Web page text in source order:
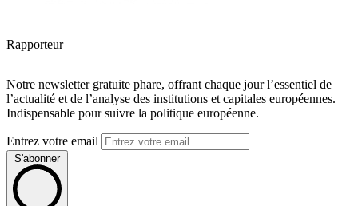
Rapporteur
Notre newsletter gratuite phare, offrant chaque jour l’essentiel de
l’actualité et de l’analyse des institutions et capitales européennes.
Indispensable pour suivre la politique européenne.
Entrez votre email
S'abonner